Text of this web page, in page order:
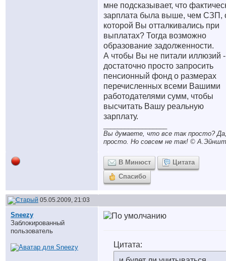
мне подсказывает, что
зарплата была выше, чем СЗП,
которой Вы отталкивались при
выплатах? Тогда возможно
образование задолженности.
А чтобы Вы не питали иллюзий -
достаточно просто запросить
пенсионный фонд о размерах
перечисленных всеми Вашими
работодателями сумм, чтобы
высчитать Вашу реальную
зарплату.
Вы думаете, что все так просто?
просто. Но совсем не так! ©
В Минюст
Цитата
Спасибо
05.05.2009, 21:03
Sneezy
Заблокированный
пользователь
Цитата: